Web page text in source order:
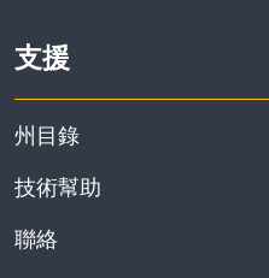
支援
州目錄
技術幫助
聯絡